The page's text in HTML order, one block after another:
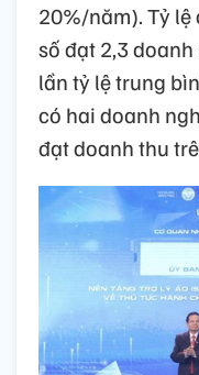
20%/năm). Tỷ
số đạt 2,3
lần tỷ lệ trung
có hai doanh
đạt doanh thu